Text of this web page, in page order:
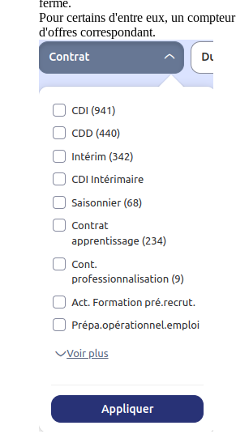
ferme.
Pour certains d'entre eux, un
d'offres correspondant.